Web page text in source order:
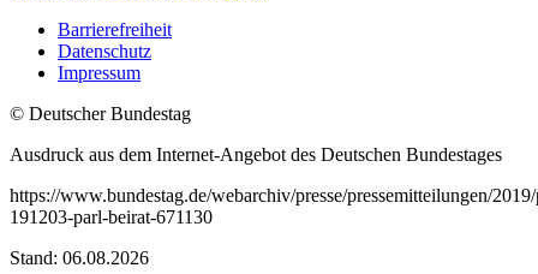
Barrierefreiheit
Datenschutz
Impressum
© Deutscher Bundestag
Ausdruck aus dem Internet-Angebot des Deutschen Bundestages
https://www.bundestag.de/webarchiv/presse/pressemitteilungen/
191203-parl-beirat-671130
Stand: 06.08.2026